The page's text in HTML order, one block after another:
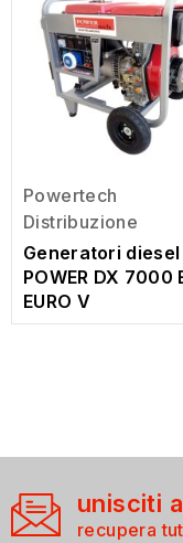
Powertech
Distribuzione
Generatori diesel
POWER DX 7000
EURO V
unisciti
recupera